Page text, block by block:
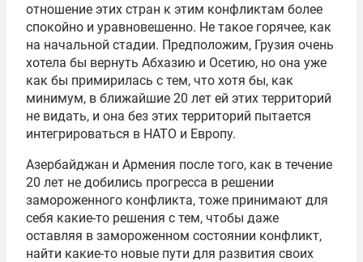
отношение этих стран к этим конфликтам более
спокойно и уравновешенно. Не такое горячее, как
на начальной стадии. Предположим, Грузия очень
хотела бы вернуть Абхазию и Осетию, но она уже
как бы примирилась с тем, что хотя бы, как
минимум, в ближайшие 20 лет ей этих территорий
не видать, и она без этих территорий пытается
интегрироваться в НАТО и Европу.
Азербайджан и Армения после того, как в течение
20 лет не добились прогресса в решении
замороженного конфликта, тоже принимают для
себя какие-то решения с тем, чтобы даже
оставляя в замороженном состоянии конфликт,
найти какие-то новые пути для развития своих